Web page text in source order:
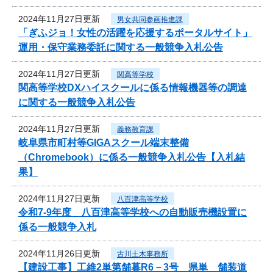
2024年11月27日更新 男女共同参画推進課
「ぎふジョ！女性の活躍を応援するポータルサイト」
運用・保守業務委託に関する一般競争入札公告
2024年11月27日更新 関高等学校
関高等学校DXハイスクールに係る情報機器等の調達
に関する一般競争入札公告
2024年11月27日更新 義務教育課
岐阜県市町村等GIGAスクール端末整備
（Chromebook）に係る一般競争入札公告【入札結
果】
2024年11月27日更新 八百津高等学校
令和7-9年度 八百津高等学校への自動販売機設置に
係る一般競争入札
2024年11月26日更新 古川土木事務所
【建設工事】工維2単第舗暮R6－3号 県単 舗装道